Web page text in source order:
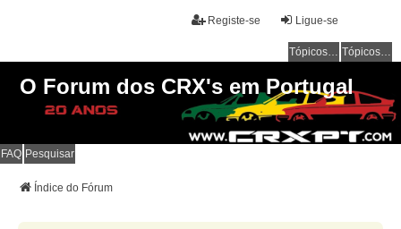
Ligue-se
Registe-se
Tópicos sem resposta Tópicos ativos
O Forum dos CRX's em Portugal
FAQ Pesquisar
Índice do Fórum